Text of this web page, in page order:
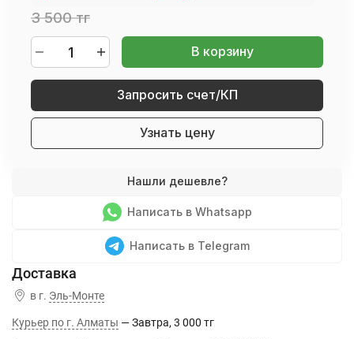
3 500 тг
В корзину
Запросить счет/КП
Узнать цену
Написать в Whatsapp
Написать в Telegram
в г. Эль-Монте
Курьер по г. Алматы Завтра 3 000 тг